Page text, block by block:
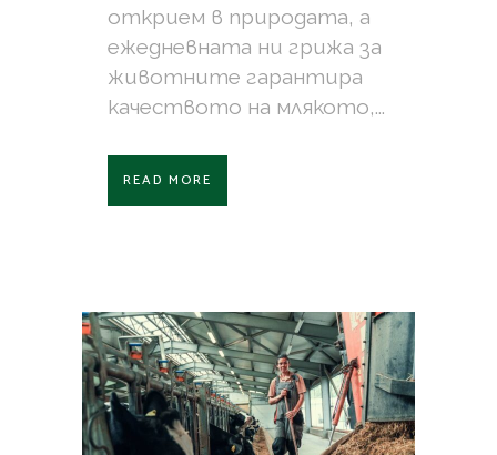
открием в природата, а
ежедневната ни грижа за
животните гарантира
качеството на млякото,...
READ MORE